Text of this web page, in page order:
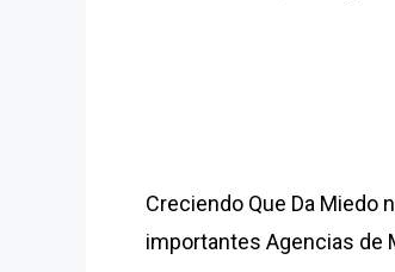
Creciendo Que Da
importantes Agencias de